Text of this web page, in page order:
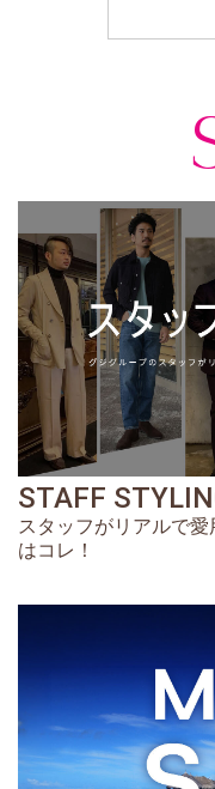
STAFF
スタッフがリアルで
はコレ！